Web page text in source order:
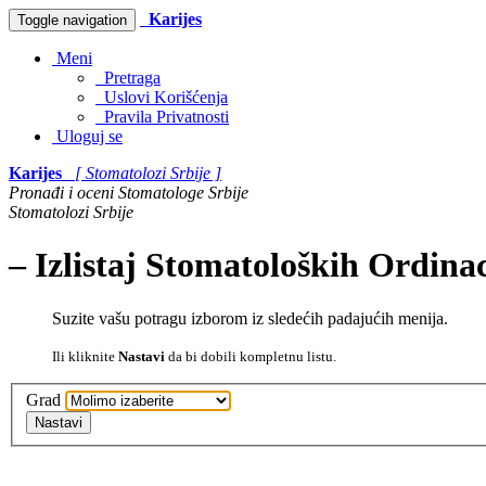
Toggle navigation Karijes
Meni
Pretraga
Uslovi Korišćenja
Pravila Privatnosti
Uloguj se
Karijes
[ Stomatolozi Srbije ]
Pronađi i oceni Stomatologe Srbije
Stomatolozi Srbije
– Izlistaj Stomatoloških
Suzite vašu potragu izborom iz sledećih padajućih menija.
Ili kliknite Nastavi da bi dobili kompletnu listu.
Grad
Nastavi